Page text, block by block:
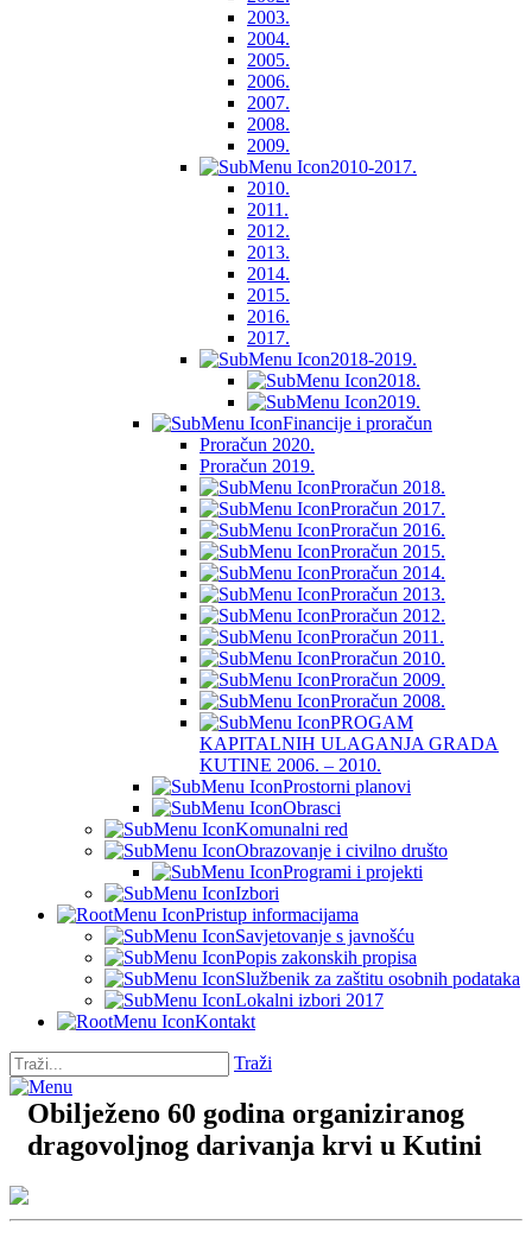
2003.
2004.
2005.
2006.
2007.
2008.
2009.
2010-2017.
2010.
2011.
2012.
2013.
2014.
2015.
2016.
2017.
2018-2019.
2018.
2019.
Financije i proračun
Proračun 2020.
Proračun 2019.
Proračun 2018.
Proračun 2017.
Proračun 2016.
Proračun 2015.
Proračun 2014.
Proračun 2013.
Proračun 2012.
Proračun 2011.
Proračun 2010.
Proračun 2009.
Proračun 2008.
PROGAM
KAPITALNIH ULAGANJA GRADA
KUTINE 2006. – 2010.
Prostorni planovi
Obrasci
Komunalni red
Obrazovanje i civilno društo
Programi i projekti
Izbori
Pristup informacijama
Savjetovanje s javnošću
Popis zakonskih propisa
Službenik za zaštitu osobnih podataka
Lokalni izbori 2017
Kontakt
Traži
Obilježeno 60 godina organiziranog
dragovoljnog darivanja krvi u Kutini